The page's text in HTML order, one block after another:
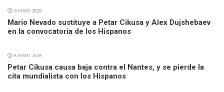
8 MAYO 2026
Mario Nevado sustituye a Petar Cikusa y Alex Dujshebaev
en la convocatoria de los Hispanos
6 MAYO 2026
Petar Cikusa causa baja contra el Nantes, y se pierde la
cita mundialista con los Hispanos